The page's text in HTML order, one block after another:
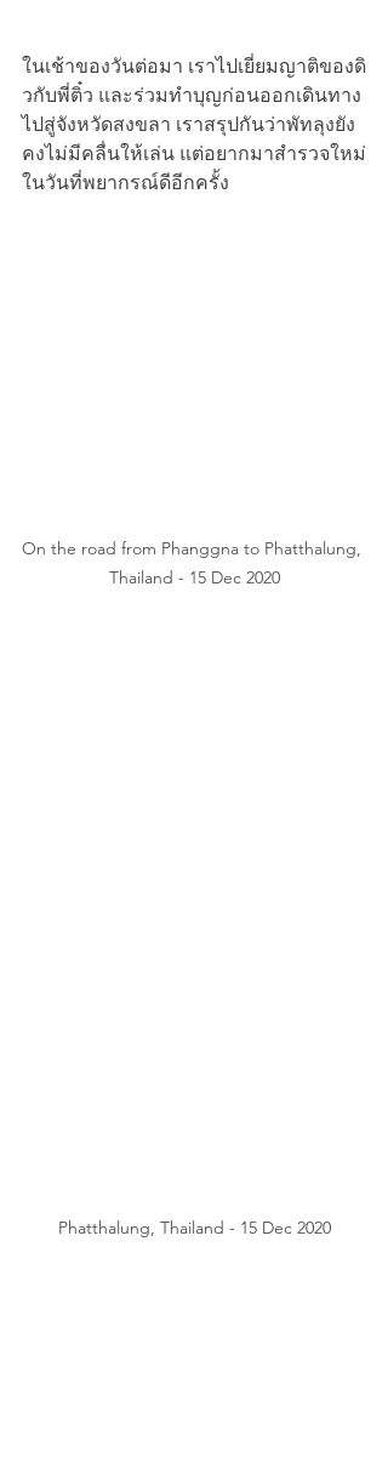
ในเช้าของวันต่อมา เราไปเยี่ยมญาติของดิ
วกับพี่ติ๋ว และร่วมทำบุญก่อนออกเดินทาง
ไปสู่จังหวัดสงขลา เราสรุปกันว่าพัทลุงยัง
คงไม่มีคลื่นให้เล่น แต่อยากมาสำรวจใหม่
ในวันที่พยากรณ์ดีอีกครั้ง
On the road from Phanggna to Phatthalung,
Thailand - 15 Dec 2020
Phatthalung, Thailand - 15 Dec 2020